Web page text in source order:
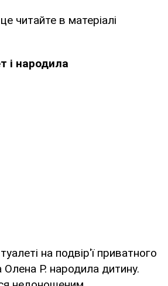
читайте в матеріалі
і народила
на подвір'ї приватного
Олена Р. народила дитину.